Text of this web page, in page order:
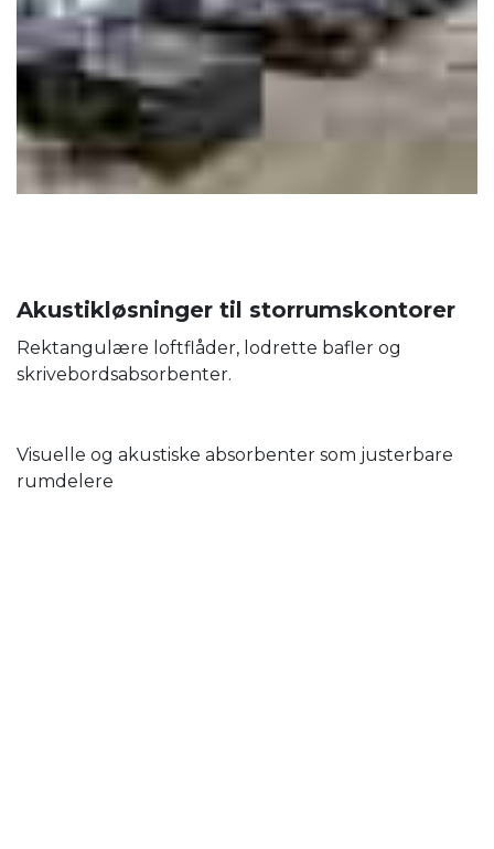
Akustikløsninger til storrumskontorer
Rektangulære loftflåder, lodrette bafler og
skrivebordsabsorbenter.
Visuelle og akustiske absorbenter som justerbare
rumdelere